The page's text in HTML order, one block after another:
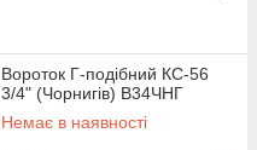
Вороток Г-подібний КС-56
3/4" (Чорнигів) В34ЧНГ
Немає в наявності